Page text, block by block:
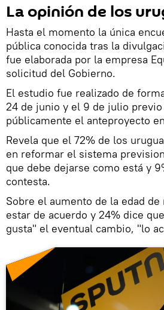
La opinión de los
Hasta el momento la única
pública conocida tras la
fue elaborada por la empresa
solicitud del Gobierno.
El estudio fue realizado de
24 de junio y el 9 de julio
públicamente el anteproyecto
Revela que el 72% de los
en reformar el sistema
que debe dejarse como está y
contesta.
Sobre el aumento de la edad
estar de acuerdo y 24% dice
gusta" el eventual cambio, "lo